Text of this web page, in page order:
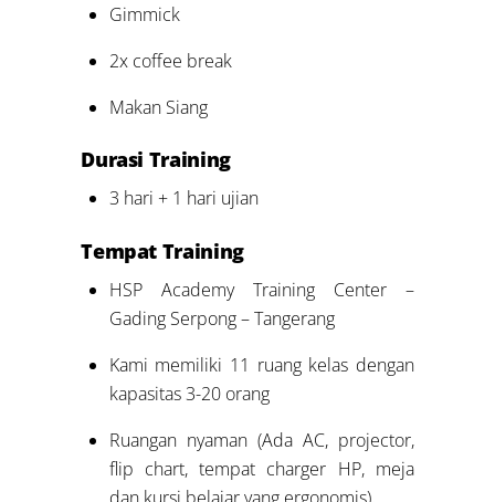
Gimmick
2x coffee break
Makan Siang
Durasi Training
3 hari + 1 hari ujian
Tempat Training
HSP Academy Training Center –
Gading Serpong – Tangerang
Kami memiliki 11 ruang kelas dengan
kapasitas 3-20 orang
Ruangan nyaman (Ada AC, projector,
flip chart, tempat charger HP, meja